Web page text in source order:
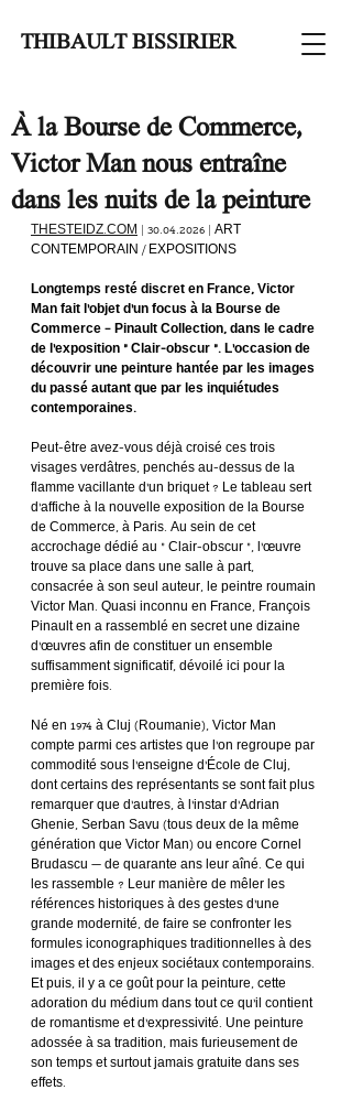
THIBAULT BISSIRIER
À la Bourse de Commerce,
Victor Man nous entraîne
dans les nuits de la peinture
THESTEIDZ.COM | 30.04.2026 | ART
CONTEMPORAIN / EXPOSITIONS
Longtemps resté discret en France, Victor
Man fait l’objet d’un focus à la Bourse de
Commerce – Pinault Collection, dans le cadre
de l’exposition « Clair-obscur ». L’occasion de
découvrir une peinture hantée par les images
du passé autant que par les inquiétudes
contemporaines.
Peut-être avez-vous déjà croisé ces trois
visages verdâtres, penchés au-dessus de la
flamme vacillante d’un briquet ? Le tableau sert
d’affiche à la nouvelle exposition de la Bourse
de Commerce, à Paris. Au sein de cet
accrochage dédié au « Clair-obscur », l’œuvre
trouve sa place dans une salle à part,
consacrée à son seul auteur, le peintre roumain
Victor Man. Quasi inconnu en France, François
Pinault en a rassemblé en secret une dizaine
d’œuvres afin de constituer un ensemble
suffisamment significatif, dévoilé ici pour la
première fois.
Né en 1974 à Cluj (Roumanie), Victor Man
compte parmi ces artistes que l’on regroupe par
commodité sous l’enseigne d’École de Cluj,
dont certains des représentants se sont fait plus
remarquer que d’autres, à l’instar d’Adrian
Ghenie, Serban Savu (tous deux de la même
génération que Victor Man) ou encore Cornel
Brudascu — de quarante ans leur aîné. Ce qui
les rassemble ? Leur manière de mêler les
références historiques à des gestes d’une
grande modernité, de faire se confronter les
formules iconographiques traditionnelles à des
images et des enjeux sociétaux contemporains.
Et puis, il y a ce goût pour la peinture, cette
adoration du médium dans tout ce qu’il contient
de romantisme et d’expressivité. Une peinture
adossée à sa tradition, mais furieusement de
son temps et surtout jamais gratuite dans ses
effets.